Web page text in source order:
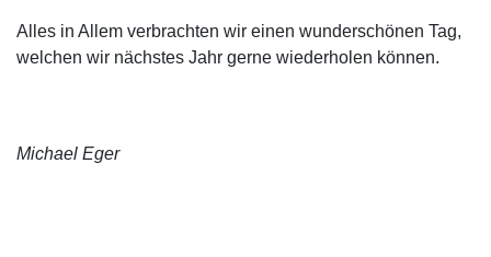
Alles in Allem verbrachten wir einen wunderschönen Tag,
welchen wir nächstes Jahr gerne wiederholen können.
Michael Eger